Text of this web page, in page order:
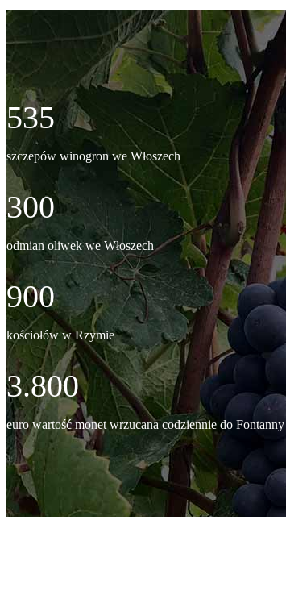
535
szczepów winogron we Włoszech
300
odmian oliwek we Włoszech
900
kościołów w Rzymie
3.800
euro wartość monet wrzucana codziennie do